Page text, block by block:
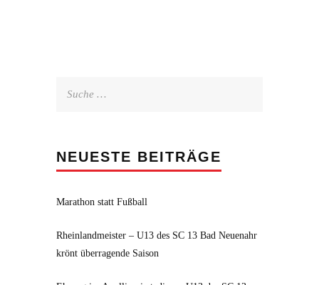
NEUESTE BEITRÄGE
Marathon statt Fußball
Rheinlandmeister – U13 des SC 13 Bad Neuenahr
krönt überragende Saison